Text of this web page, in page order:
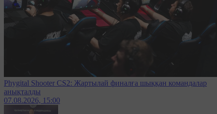
Phygital Shooter CS2: Жартылай финалға шыққан командалар
анықталды
07.08.2026, 15:00